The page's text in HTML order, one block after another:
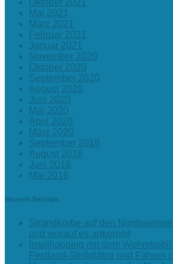
Mai 2021
März 2021
Februar 2021
Januar 2021
November 2020
Oktober 2020
September 2020
August 2020
Juni 2020
Mai 2020
April 2020
März 2020
September 2018
August 2018
Juni 2016
Mai 2016
Neueste Beiträge
Strandkörbe auf den
und worauf es ankommt
Inselhopping mit dem
Festland-Stellplätze und Fähren